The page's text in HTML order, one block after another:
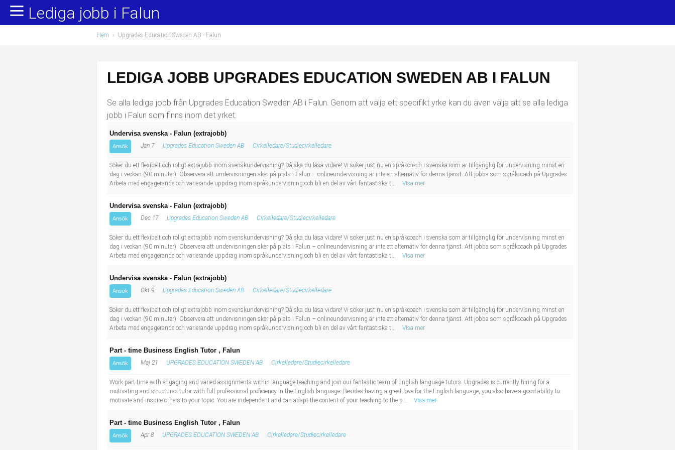
Yrkesområden
Administration, ekonomi, juridik
Försäljning, inköp, marknadsföring
Hotell, restaurang, storhushåll
Installation, drift, underhåll
Kropps- och skönhetsvård
Naturvetenskapligt arbete
Sanering och renhållning
Populära jobb
Undersköterska, hemtjänst och äldreboende
Lärare i förskola/Förskollärare
Bussförare/Busschaufför
Behandlingsassistent/Socialpedagog
Tidningsbud/Tidningsdistributör
Lärare i fritidshem/Fritidspedagog
Taxiförare/Taxichaufför
Läkarsekreterare/Vårdadmin/Medicinsk sekreterare
Lediga jobb i Falun
Hem › Upgrades Education Sweden AB - Falun
LEDIGA JOBB UPGRADES EDUCATION SWEDEN AB I FALUN
Se alla lediga jobb från Upgrades Education Sweden AB i Falun. Genom att välja ett specifikt yrke kan du även välja att se alla lediga
jobb i Falun som finns inom det yrket.
Undervisa svenska - Falun (extrajobb)
Ansök Jan 7 Upgrades Education Sweden AB Cirkelledare/Studiecirkelledare
Söker du ett flexibelt och roligt extrajobb inom svenskundervisning? Då ska du läsa vidare! Vi söker just nu en språkcoach i svenska som är tillgänglig för undervisning minst en
dag i veckan (90 minuter). Observera att undervisningen sker på plats i Falun – onlineundervisning är inte ett alternativ för denna tjänst. Att jobba som språkcoach på Upgrades
Arbeta med engagerande och varierande uppdrag inom språkundervisning och bli en del av vårt fantastiska t...
Visa mer
Undervisa svenska - Falun (extrajobb)
Ansök Dec 17 Upgrades Education Sweden AB Cirkelledare/Studiecirkelledare
Söker du ett flexibelt och roligt extrajobb inom svenskundervisning? Då ska du läsa vidare! Vi söker just nu en språkcoach i svenska som är tillgänglig för undervisning minst en
dag i veckan (90 minuter). Observera att undervisningen sker på plats i Falun – onlineundervisning är inte ett alternativ för denna tjänst. Att jobba som språkcoach på Upgrades
Arbeta med engagerande och varierande uppdrag inom språkundervisning och bli en del av vårt fantastiska t...
Visa mer
Undervisa svenska - Falun (extrajobb)
Ansök Okt 9 Upgrades Education Sweden AB Cirkelledare/Studiecirkelledare
Söker du ett flexibelt och roligt extrajobb inom svenskundervisning? Då ska du läsa vidare! Vi söker just nu en språkcoach i svenska som är tillgänglig för undervisning minst en
dag i veckan (90 minuter). Observera att undervisningen sker på plats i Falun – onlineundervisning är inte ett alternativ för denna tjänst. Att jobba som språkcoach på Upgrades
Arbeta med engagerande och varierande uppdrag inom språkundervisning och bli en del av vårt fantastiska t...
Visa mer
Part - time Business English Tutor , Falun
Ansök Maj 21 UPGRADES EDUCATION SWEDEN AB Cirkelledare/Studiecirkelledare
Work part-time with engaging and varied assignments within language teaching and join our fantastic team of English language tutors. Upgrades is currently hiring for a
motivating and structured tutor with full professional proficiency in the English language. Besides having a great love for the English language, you also have a good ability to
motivate and inspire others to your topic. You are independent and can adapt the content of your teaching to the p...
Visa mer
Part - time Business English Tutor , Falun
Ansök Apr 8 UPGRADES EDUCATION SWEDEN AB Cirkelledare/Studiecirkelledare